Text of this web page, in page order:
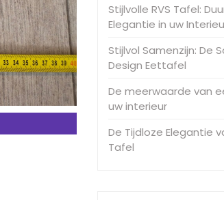
Stijlvolle RVS Tafel:
Elegantie in uw
Stijlvol Samenzijn: De
Design Eettafel
De meerwaarde van
uw interieur
De Tijdloze Elegantie
Tafel